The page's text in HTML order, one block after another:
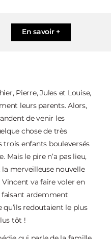
En savoir +
Pierre, Jules et Louise,
leurs parents. Alors,
de venir les
chose de très
trois enfants bouleversés
Mais le pire n’a pas lieu,
merveilleuse nouvelle
va faire voler en
faisant ardemment
redoutaient le plus
tôt !